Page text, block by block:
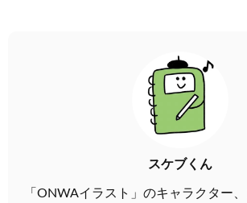
スケブくん
「ONWAイラスト」のキャラクター